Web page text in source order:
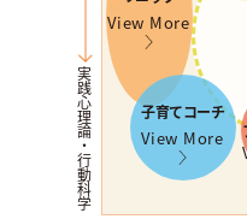
View More
子育てコーチ
View More
実践心理論・行動科学